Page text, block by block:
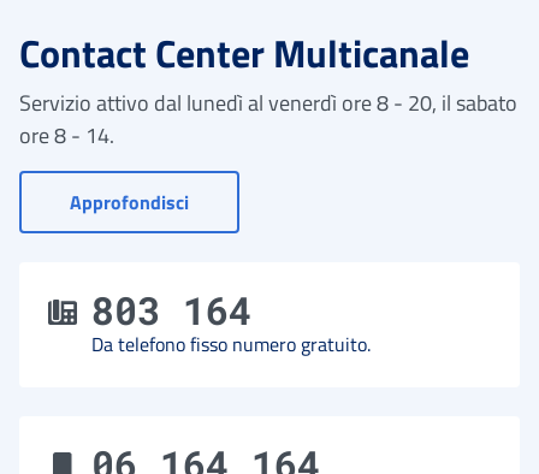
Contact Center Multicanale
Servizio attivo dal lunedì al venerdì ore 8 - 20, il sabato
ore 8 - 14.
Approfondisci- Vai a Contact Center
803 164
Da telefono fisso numero gratuito.